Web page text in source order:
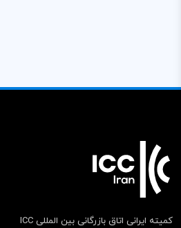
کمیته ایرانی اتاق بازرگانی بین المللی ICC